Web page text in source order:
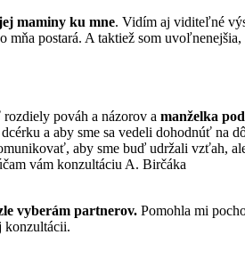
maminy ku mne. Vidím aj viditeľné
postará. A taktiež som
pováh a názorov a manželka
a aby sme sa vedeli dohodnúť na
aby sme buď udržali vzťah,
vám konzultáciu A. Birčáka
vyberám partnerov. Pomohla mi
konzultácii.